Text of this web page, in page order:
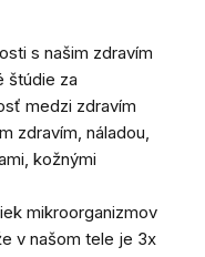
s našim zdravím
štúdie za
medzi zdravím
zdravím, náladou,
kožnými
mikroorganizmov
v našom tele je 3x